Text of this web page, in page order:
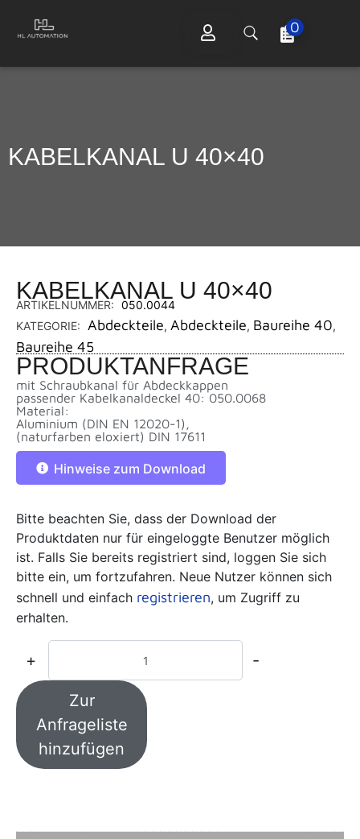
0
KABELKANAL U 40×40
KABELKANAL U 40×40
ARTIKELNUMMER: 050.0044
KATEGORIE:
Abdeckteile, Abdeckteile, Baureihe 40,
Baureihe 45
PRODUKTANFRAGE
mit Schraubkanal für Abdeckkappen
passender Kabelkanaldeckel 40: 050.0068
Material:
Aluminium (DIN EN 12020-1),
(naturfarben eloxiert) DIN 17611
Hinweise zum Download
Bitte beachten Sie, dass der Download der
Produktdaten nur für eingeloggte Benutzer möglich
ist. Falls Sie bereits registriert sind, loggen Sie sich
bitte ein, um fortzufahren. Neue Nutzer können sich
schnell und einfach registrieren, um Zugriff zu
erhalten.
+ -
Zur
Anfrageliste
hinzufügen